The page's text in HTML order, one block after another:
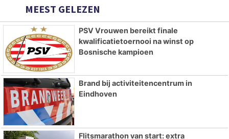
MEEST GELEZEN
PSV Vrouwen bereikt finale
kwalificatietoernooi na winst op
Bosnische kampioen
Brand bij activiteitencentrum in
Eindhoven
Flitsmarathon van start: extra